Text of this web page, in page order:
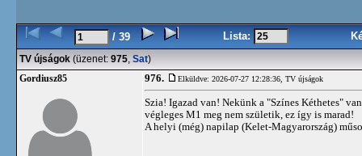
/ 39 Lista:
TV újságok (üzenet: 975, Sat)
Gordiusz85 976. Elküldve: 2026-07-27 12:28:36, TV újságok
Szia! Igazad van! Nekünk a "Színes Kéthetes"
végleges M1 meg nem születik, ez így is marad!
A helyi (még) napilap (Kelet-Magyarország)